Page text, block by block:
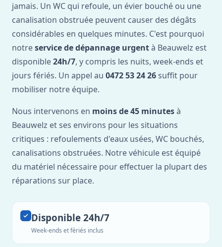
jamais. Un WC qui refoule, un évier bouché ou une
canalisation obstruée peuvent causer des dégâts
considérables en quelques minutes. C'est pourquoi
notreservice de dépannage urgentà Beauwelz est
disponible24h/7, y compris les nuits, week-ends et
jours fériés. Un appel au 0472 53 24 26 suffit pour
mobiliser notre équipe.
Nous intervenons en moins de 45 minutesà
Beauwelz et ses environs pour les situations
critiques : refoulements d'eaux usées, WC bouchés,
canalisations obstruées. Notre véhicule est équipé
du matériel nécessaire pour effectuer la plupart des
réparations sur place.
Disponible 24h/7
Week-ends et fériés inclus